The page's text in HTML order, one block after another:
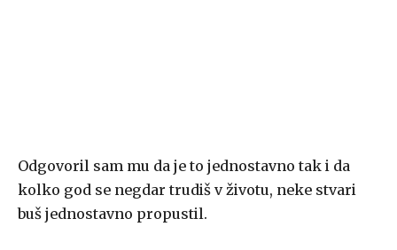
Odgovoril sam mu da je to jednostavno tak i da
kolko god se negdar trudiš v životu, neke stvari
buš jednostavno propustil.